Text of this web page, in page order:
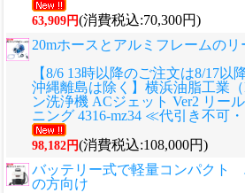
63,909円(消費税込:70,300円)
20mホースとアルミフレームのリ
【8/6 13時以降のご注文は8/17
沖縄離島は除く】横浜油脂工業
ン洗浄機 ACジェット Ver2 リー
ニング 4316-mz34 ≪代引き不可
98,182円(消費税込:108,000円)
バッテリー式で軽量コンパクト
の方向け